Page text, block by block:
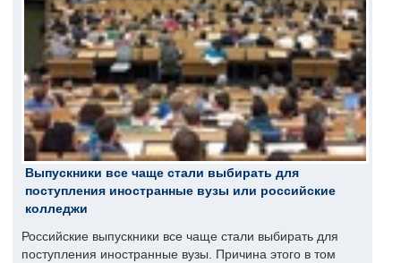
Выпускники все чаще стали выбирать для
поступления иностранные вузы или российские
колледжи
Российские выпускники все чаще стали выбирать для
поступления иностранные вузы. Причина этого в том